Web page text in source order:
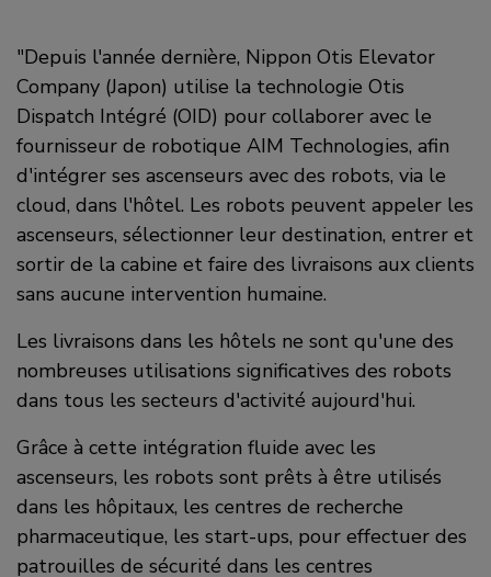
"Depuis l'année dernière, Nippon Otis Elevator
Company (Japon) utilise la technologie Otis
Dispatch Intégré (OID) pour collaborer avec le
fournisseur de robotique AIM Technologies, afin
d'intégrer ses ascenseurs avec des robots, via le
cloud, dans l'hôtel. Les robots peuvent appeler les
ascenseurs, sélectionner leur destination, entrer et
sortir de la cabine et faire des livraisons aux clients
sans aucune intervention humaine.
Les livraisons dans les hôtels ne sont qu'une des
nombreuses utilisations significatives des robots
dans tous les secteurs d'activité aujourd'hui.
Grâce à cette intégration fluide avec les
ascenseurs, les robots sont prêts à être utilisés
dans les hôpitaux, les centres de recherche
pharmaceutique, les start-ups, pour effectuer des
patrouilles de sécurité dans les centres